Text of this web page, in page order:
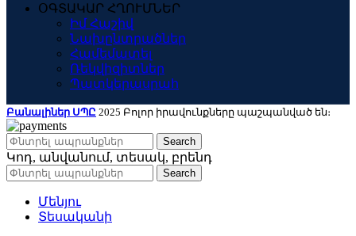
ՕԳՏԱԿԱՐ ՀՂՈՒՄՆԵՐ
Իմ Հաշիվ
Նախընտրածներ
Համեմատել
Ռեկվիզիտներ
Պատկերասրահ
Բանալիներ ՍՊԸ 2025 Բոլոր իրավունքները պաշպանված են։
Search
Կոդ, անվանում, տեսակ, բրենդ
Search
Մենյու
Տեսականի